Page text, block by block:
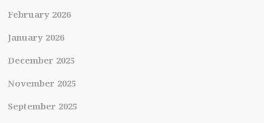
February 2026
January 2026
December 2025
November 2025
September 2025